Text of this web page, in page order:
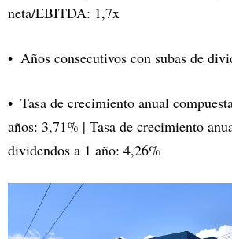
neta/EBITDA: 1,7x
Años consecutivos con subas de
Tasa de crecimiento anual
años: 3,71% | Tasa de crecimiento
dividendos a 1 año: 4,26%